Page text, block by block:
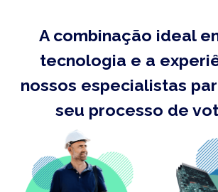
A combinação ideal
tecnologia e a
nossos especialistas
seu processo de